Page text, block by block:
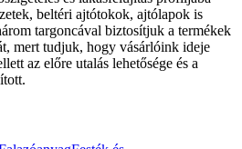
beltéri ajtótokok, ajtólapok is
targoncával biztosítjuk a termékek
mert tudjuk, hogy vásárlóink ideje
az előre utalás lehetősége és a